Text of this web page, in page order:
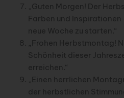
„Guten Morgen! Der
Farben und Inspirationen
neue Woche zu starten.“
„Frohen Herbstmontag!
Schönheit dieser
erreichen.“
„Einen herrlichen
der herbstlichen